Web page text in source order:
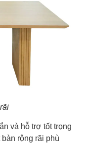
và hỗ trợ tốt trọng
rộng rãi phù